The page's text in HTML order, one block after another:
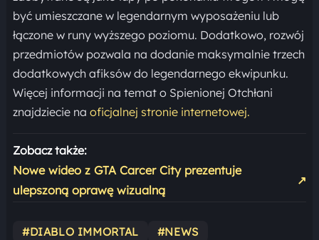
być umieszczane w legendarnym wyposażeniu lub
łączone w runy wyższego poziomu. Dodatkowo, rozwój
przedmiotów pozwala na dodanie maksymalnie trzech
dodatkowych afiksów do legendarnego ekwipunku.
Więcej informacji na temat o Spienionej Otchłani
znajdziecie na oficjalnej stronie internetowej.
Zobacz także:
Nowe wideo z GTA Carcer City prezentuje
ulepszoną oprawę wizualną
↗
#DIABLO IMMORTAL #NEWS